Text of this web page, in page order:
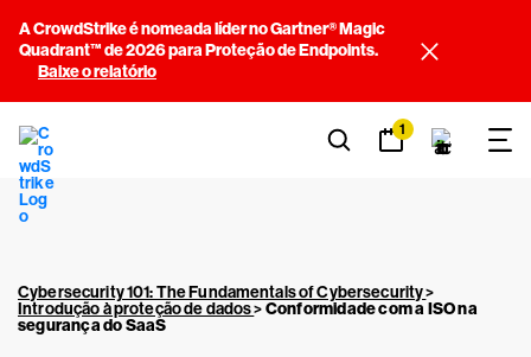
A CrowdStrike é nomeada líder no Gartner® Magic
Quadrant™ de 2026 para Proteção de Endpoints.
Baixe o relatório
1
Cybersecurity 101: The Fundamentals of Cybersecurity>
Introdução à proteção de dados>Conformidade com a ISO na
segurança do SaaS